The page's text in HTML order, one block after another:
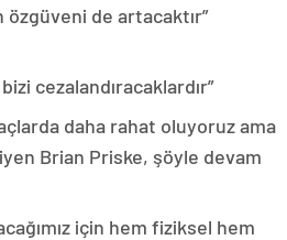
özgüveni de artacaktır”
cezalandıracaklardır”
daha rahat oluyoruz ama
Brian Priske, şöyle devam
için hem fiziksel hem